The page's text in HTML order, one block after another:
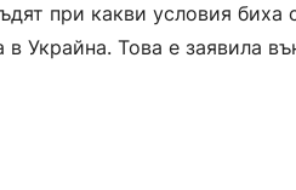
при какви условия биха
в Украйна. Това е заявила